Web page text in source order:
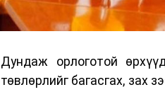
Дундаж орлоготой
төвлөрлийг багасгах, зах